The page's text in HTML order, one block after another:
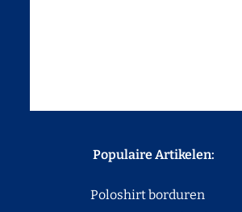
Populaire Artikelen:
Poloshirt borduren